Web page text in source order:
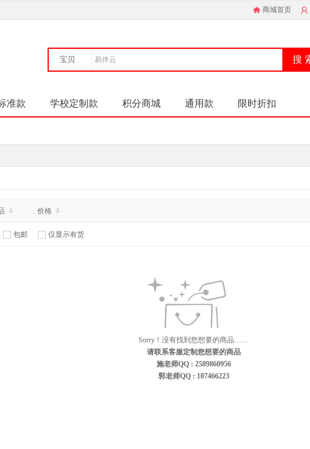
商城首页
宝贝
准款 学校定制款 积分商城 通用款 限时折扣
价格
包邮 仅显示有货
Sorry！没有找到您想要的商品……
请联系客服定制您想要的商品
施老师QQ : 2589860956
郭老师QQ : 107466223